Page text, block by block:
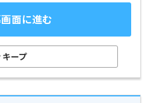
面に進む
キープ